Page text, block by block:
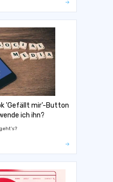
'Gefällt mir'-Button
ich ihn?